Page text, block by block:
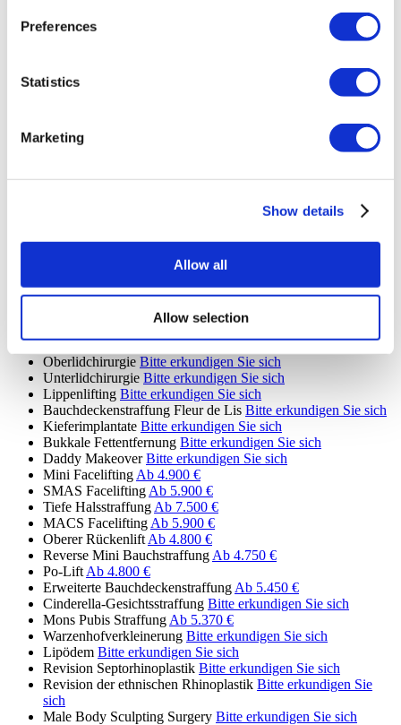
Preferences
Statistics
Marketing
Show details
Allow all
Allow selection
Unteres Facelifting
Bitte erkundigen Sie sich
Sixpack-Chirurgie
sich
Bitte erkundigen Sie sich
Fadenlifting Bitte erkundigen Sie sich
Bitte erkundigen Sie sich
Ethnische Nasenkorrektur Bitte erkundigen Sie sich
Plastische Chirurgie nach Gewichtsverlust Bitte erkundigen
Skinny BBL Bitte erkundigen Sie sich
Oberlidchirurgie Bitte erkundigen Sie sich
Unterlidchirurgie Bitte erkundigen Sie sich
Lippenlifting Bitte erkundigen Sie sich
Bauchdeckenstraffung Fleur de Lis Bitte erkundigen Sie sich
Kieferimplantate Bitte erkundigen Sie sich
Bukkale Fettentfernung Bitte erkundigen Sie sich
Daddy Makeover Bitte erkundigen Sie sich
Mini Facelifting Ab 4.900 €
SMAS Facelifting Ab 5.900 €
Tiefe Halsstraffung Ab 7.500 €
MACS Facelifting Ab 5.900 €
Oberer Rückenlift Ab 4.800 €
Reverse Mini Bauchstraffung Ab 4.750 €
Po-Lift Ab 4.800 €
Erweiterte Bauchdeckenstraffung Ab 5.450 €
Cinderella-Gesichtsstraffung Bitte erkundigen Sie sich
Mons Pubis Straffung Ab 5.370 €
Warzenhofverkleinerung Bitte erkundigen Sie sich
Lipödem Bitte erkundigen Sie sich
Revision Septorhinoplastik Bitte erkundigen Sie sich
Revision der ethnischen Rhinoplastik Bitte erkundigen Sie
sich
Male Body Sculpting Surgery Bitte erkundigen Sie sich